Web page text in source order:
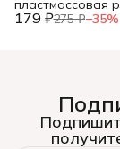
179 ₽275 ₽−35%
пластмассовая
№2, 150мм, (шт.)